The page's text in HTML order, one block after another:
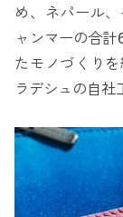
め、ネパール
ャンマーの合
たモノづくり
ラデシュの自社